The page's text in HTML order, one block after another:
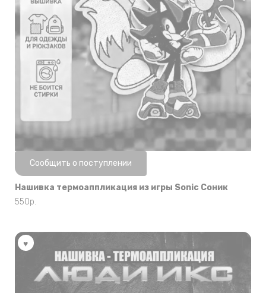
Нет в наличии
Сообщить о поступлении
Нашивка термоаппликация из игры Sonic Соник
550р.